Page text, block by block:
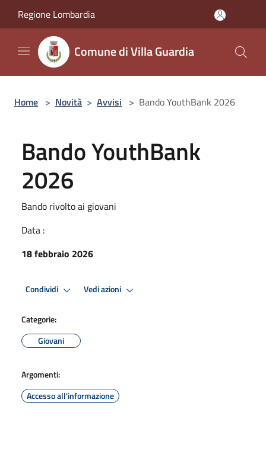
Regione Lombardia
Comune di Villa Guardia
Home > Novità > Avvisi > Bando YouthBank 2026
Bando YouthBank
2026
Bando rivolto ai giovani
Data :
18 febbraio 2026
Condividi Vedi azioni
Categorie:
Giovani
Argomenti:
Accesso all'informazione